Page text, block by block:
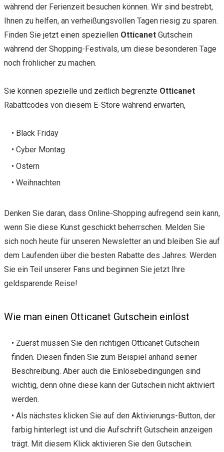
während der Ferienzeit besuchen können. Wir sind bestrebt,
Ihnen zu helfen, an verheißungsvollen Tagen riesig zu sparen.
Finden Sie jetzt einen speziellen Otticanet Gutschein
während der Shopping-Festivals, um diese besonderen Tage
noch fröhlicher zu machen.
Sie können spezielle und zeitlich begrenzte Otticanet
Rabattcodes von diesem E-Store während erwarten,
• Black Friday
• Cyber Montag
• Ostern
• Weihnachten
Denken Sie daran, dass Online-Shopping aufregend sein kann,
wenn Sie diese Kunst geschickt beherrschen. Melden Sie
sich noch heute für unseren Newsletter an und bleiben Sie auf
dem Laufenden über die besten Rabatte des Jahres. Werden
Sie ein Teil unserer Fans und beginnen Sie jetzt Ihre
geldsparende Reise!
Wie man einen Otticanet Gutschein einlöst
• Zuerst müssen Sie den richtigen Otticanet Gutschein
finden. Diesen finden Sie zum Beispiel anhand seiner
Beschreibung. Aber auch die Einlösebedingungen sind
wichtig, denn ohne diese kann der Gutschein nicht aktiviert
werden.
• Als nächstes klicken Sie auf den Aktivierungs-Button, der
farbig hinterlegt ist und die Aufschrift Gutschein anzeigen
trägt. Mit diesem Klick aktivieren Sie den Gutschein.